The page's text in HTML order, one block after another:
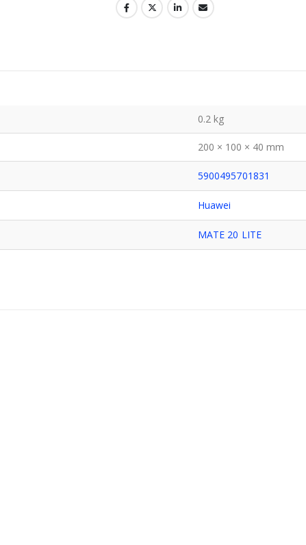
0.2 kg
200 × 100 × 40 mm
5900495701831
Huawei
MATE 20 LITE